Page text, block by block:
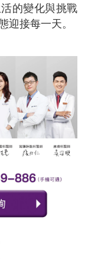
的變化與挑戰
迎接每一天。